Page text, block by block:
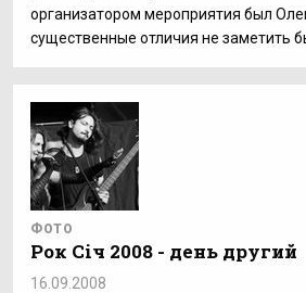
организатором мероприятия был
существенные отличия не заметить
ФОТО
Рок Січ 2008 - день другий
16.09.2008